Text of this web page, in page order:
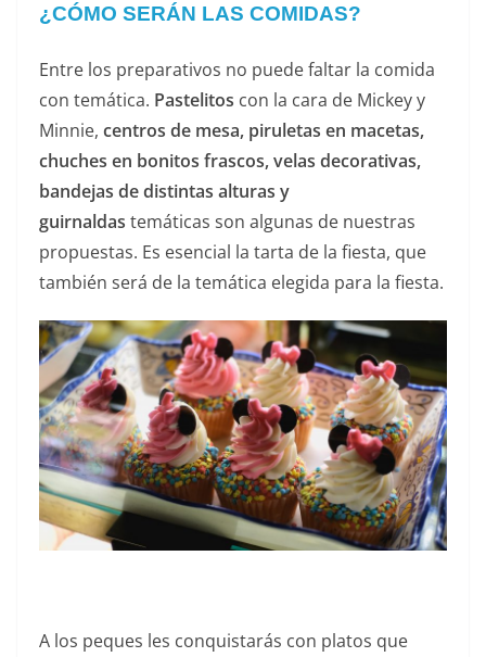
¿CÓMO SERÁN LAS COMIDAS?
Entre los preparativos no puede faltar la comida
con temática. Pastelitos con la cara de Mickey y
Minnie, centros de mesa, piruletas en macetas,
chuches en bonitos frascos, velas decorativas,
bandejas de distintas alturas y
guirnaldas temáticas son algunas de nuestras
propuestas. Es esencial la tarta de la fiesta, que
también será de la temática elegida para la fiesta.
A los peques les conquistarás con platos que